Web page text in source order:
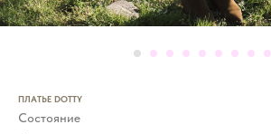
ПЛАТЬЕ DOTTY
Состояние